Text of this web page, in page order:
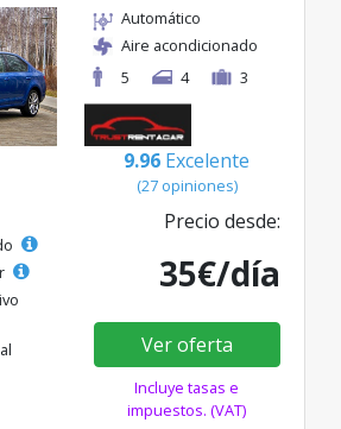
tarifas excelentes desde solo
Automático
Aire acondicionado
5
4 3
9.96 Excelente
(27 opiniones)
Precio desde:
35€/día
Ver oferta
Incluye tasas e
impuestos. (VAT)